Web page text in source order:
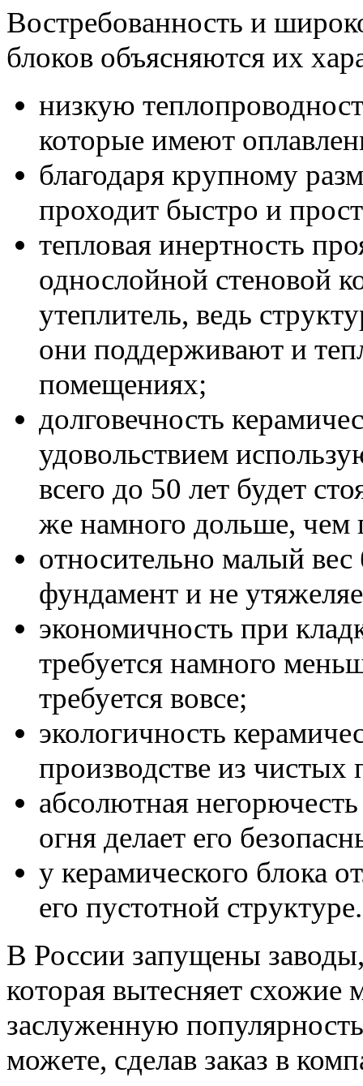
Востребованность и
блоков объясняются их
низкую
которые имеют
благодаря крупному
проходит быстро и
тепловая инертность
однослойной стеновой
утеплитель, ведь
они поддерживают и
помещениях;
долговечность
удовольствием
всего до 50 лет будет
же намного дольше, чем
относительно малый вес
фундамент и не
экономичность при
требуется намного
требуется вовсе;
экологичность
производстве из
абсолютная
огня делает его
у керамического блока
его пустотной структуре.
В России запущены
которая вытесняет схожие
заслуженную
можете, сделав заказ в